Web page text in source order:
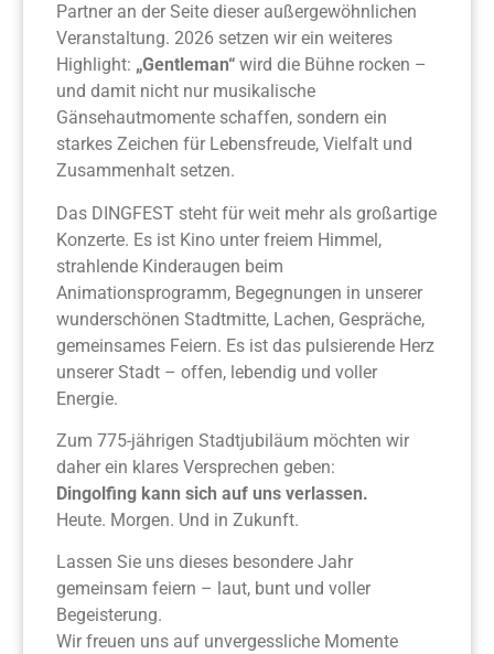
Partner an der Seite dieser außergewöhnlichen
Veranstaltung. 2026 setzen wir ein weiteres
Highlight: „Gentleman“wird die Bühne rocken –
und damit nicht nur musikalische
Gänsehautmomente schaffen, sondern ein
starkes Zeichen für Lebensfreude, Vielfalt und
Zusammenhalt setzen.
Das DINGFEST steht für weit mehr als großartige
Konzerte. Es ist Kino unter freiem Himmel,
strahlende Kinderaugen beim
Animationsprogramm, Begegnungen in unserer
wunderschönen Stadtmitte, Lachen, Gespräche,
gemeinsames Feiern. Es ist das pulsierende Herz
unserer Stadt – offen, lebendig und voller
Energie.
Zum 775-jährigen Stadtjubiläum möchten wir
daher ein klares Versprechen geben:
Dingolfing kann sich auf uns verlassen.
Heute. Morgen. Und in Zukunft.
Lassen Sie uns dieses besondere Jahr
gemeinsam feiern – laut, bunt und voller
Begeisterung.
Wir freuen uns auf unvergessliche Momente